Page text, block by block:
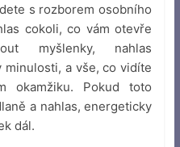
s rozborem osobního
cokoli, co vám otevře
myšlenky, nahlas
a vše, co vidíte
okamžiku. Pokud toto
a nahlas, energeticky
dál.